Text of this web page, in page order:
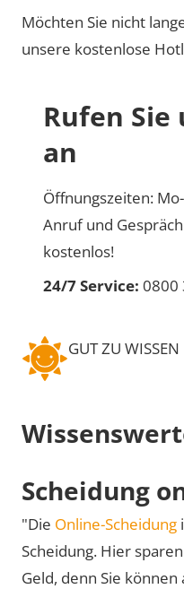
Möchten Sie nicht
unsere kostenlose
Rufen
an
Öffnungszeiten:
Anruf und
kostenlos!
24/7 Service: 0800
GUT ZU WISSEN
Scheidung
"Die Online-Scheidung
Scheidung. Hier
Geld, denn Sie